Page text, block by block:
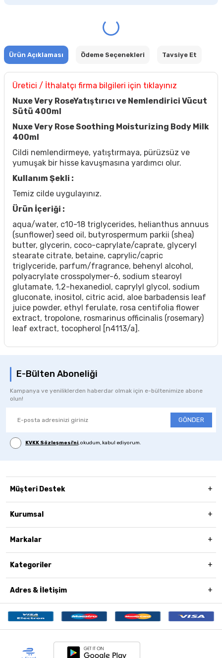
Ürün Açıklaması Ödeme Seçenekleri Tavsiye Et
Üretici / İthalatçı firma bilgileri için tıklayınız
Nuxe Very RoseYatıştırıcı ve Nemlendirici Vücut
Sütü 400ml
Nuxe Very Rose Soothing Moisturizing Body Milk
400ml
Cildi nemlendirmeye, yatıştırmaya, pürüzsüz ve
yumuşak bir hisse kavuşmasına yardımcı olur.
Kullanım Şekli :
Temiz cilde uygulayınız.
Ürün İçeriği :
aqua/water, c10-18 triglycerides, helianthus annuus
(sunflower) seed oil, butyrospermum parkii (shea)
butter, glycerin, coco-caprylate/caprate, glyceryl
stearate citrate, betaine, caprylic/capric
triglyceride, parfum/fragrance, behenyl alcohol,
polyacrylate crosspolymer-6, sodium stearoyl
glutamate, 1,2-hexanediol, caprylyl glycol, sodium
gluconate, inositol, citric acid, aloe barbadensis leaf
juice powder, ethyl ferulate, rosa centifolia flower
extract, tropolone, rosmarinus officinalis (rosemary)
leaf extract, tocopherol [n4113/a].
E-Bülten Aboneliği
Kampanya ve yeniliklerden haberdar olmak için e-bültenimize abone
olun!
GÖNDER
KVKK Sözleşmesi'ni, okudum, kabul ediyorum.
Müşteri Destek
Kurumsal
Markalar
Kategoriler
Adres & İletişim